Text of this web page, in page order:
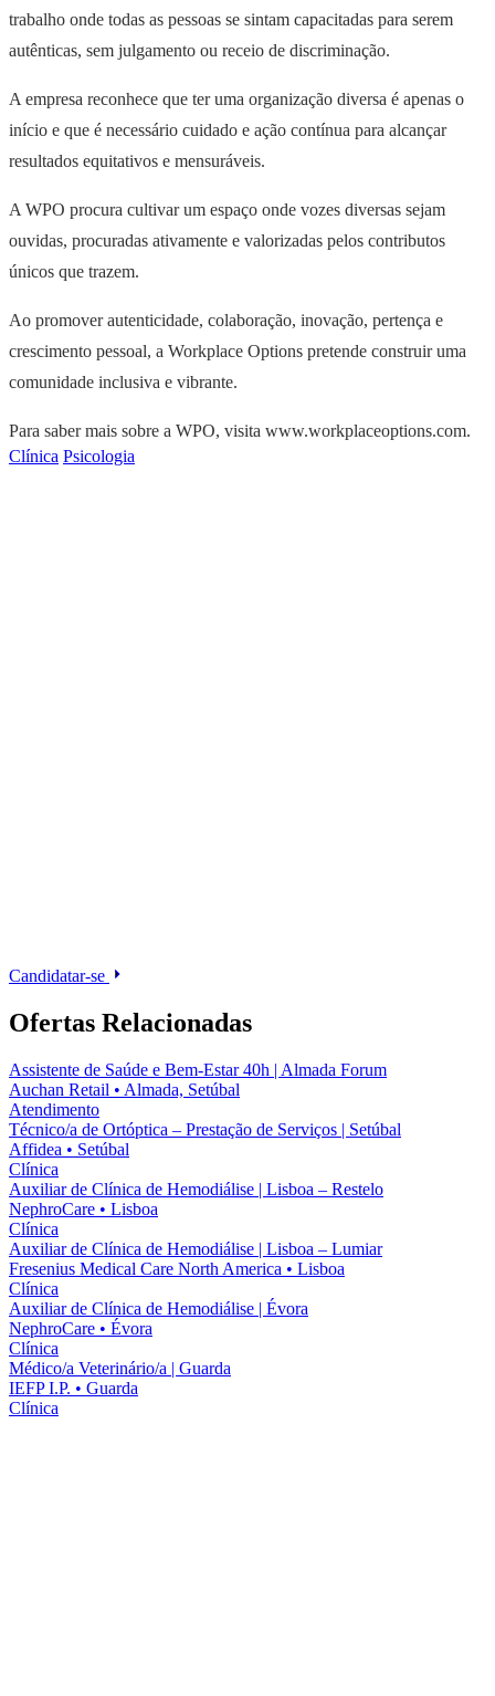
trabalho onde todas as pessoas se sintam capacitadas para serem
autênticas, sem julgamento ou receio de discriminação.
A empresa reconhece que ter uma organização diversa é apenas o
início e que é necessário cuidado e ação contínua para alcançar
resultados equitativos e mensuráveis.
A WPO procura cultivar um espaço onde vozes diversas sejam
ouvidas, procuradas ativamente e valorizadas pelos contributos
únicos que trazem.
Ao promover autenticidade, colaboração, inovação, pertença e
crescimento pessoal, a Workplace Options pretende construir uma
comunidade inclusiva e vibrante.
Para saber mais sobre a WPO, visita www.workplaceoptions.com.
Clínica Psicologia
Candidatar-se
Ofertas Relacionadas
Assistente de Saúde e Bem-Estar 40h | Almada Forum
Auchan Retail • Almada, Setúbal
Atendimento
Técnico/a de Ortóptica – Prestação de Serviços | Setúbal
Affidea • Setúbal
Clínica
Auxiliar de Clínica de Hemodiálise | Lisboa – Restelo
NephroCare • Lisboa
Clínica
Auxiliar de Clínica de Hemodiálise | Lisboa – Lumiar
Fresenius Medical Care North America • Lisboa
Clínica
Auxiliar de Clínica de Hemodiálise | Évora
NephroCare • Évora
Clínica
Médico/a Veterinário/a | Guarda
IEFP I.P. • Guarda
Clínica